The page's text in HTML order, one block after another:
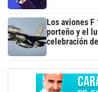
Los aviones
porteño y el
celebración